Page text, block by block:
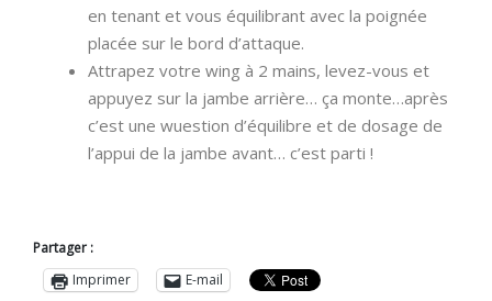
en tenant et vous équilibrant avec la poignée
placée sur le bord d’attaque.
Attrapez votre wing à 2 mains, levez-vous et
appuyez sur la jambe arrière… ça monte…après
c’est une wuestion d’équilibre et de dosage de
l’appui de la jambe avant… c’est parti !
Partager :
Imprimer
E-mail